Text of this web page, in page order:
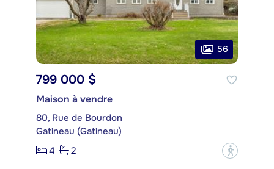
56
799 000 $
Maison à vendre
80, Rue de Bourdon
Gatineau (Gatineau)
4
2 ?